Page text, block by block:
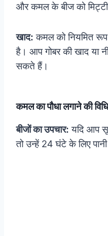
और कमल के बीज को
खाद: कमल को नियमित
है। आप गोबर की खाद या
सकते हैं।
कमल का पौधा लगाने की विधि
बीजों का उपचार: यदि आप
तो उन्हें 24 घंटे के लिए